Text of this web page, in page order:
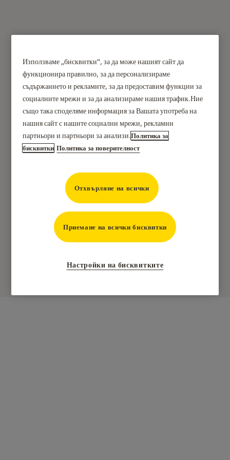
Често задавани въпроси
за Airbnb Integration -
Airbnb Hosts
ОБЪРНЕТЕ ВНИМАНИЕ:
Тази интеграция изпраща
интеграция да работи правилно,само основния
домакин може да свърже своя Yale акаунт с акаунта
. Ако съдомакин сдвои своите акаунти в
Airbnb и Yale, имейлът няма да бъде изпратен нито до
основния домакин, нито до госта. В случай, че не се
"Обслужване на клиенти".
Използваме „бисквитки“, за да може нашият сайт да
функционира правилно, за да персонализираме
съдържанието и рекламите, за да предоставим функции за
социалните мрежи и за да анализираме нашия трафик.Ние
също така споделяме информация за Вашата употреба на
нашия сайт с нашите социални мрежи, рекламни
партньори и партньори за анализи.Политика за
бисквитки Политика за поверителност
Отхвърляне на всички
Приемане на всички бисквитки
Настройки на бисквитките